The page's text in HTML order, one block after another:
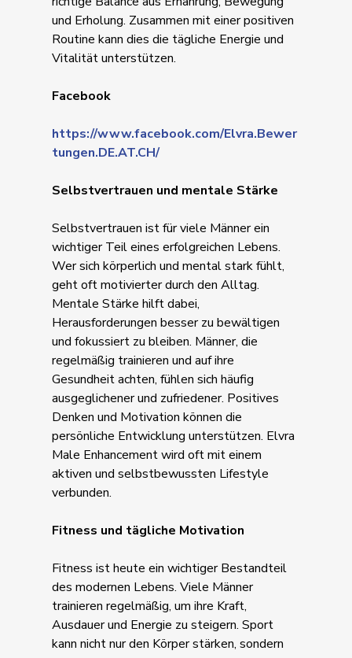
und Erholung. Zusammen mit einer positiven
Routine kann dies die tägliche Energie und
Vitalität unterstützen.
Facebook
https://www.facebook.com/Elvra.Bewer
tungen.DE.AT.CH/
Selbstvertrauen und mentale Stärke
Selbstvertrauen ist für viele Männer ein
wichtiger Teil eines erfolgreichen Lebens.
Wer sich körperlich und mental stark fühlt,
geht oft motivierter durch den Alltag.
Mentale Stärke hilft dabei,
Herausforderungen besser zu bewältigen
und fokussiert zu bleiben. Männer, die
regelmäßig trainieren und auf ihre
Gesundheit achten, fühlen sich häufig
ausgeglichener und zufriedener. Positives
Denken und Motivation können die
persönliche Entwicklung unterstützen. Elvra
Male Enhancement wird oft mit einem
aktiven und selbstbewussten Lifestyle
verbunden.
Fitness und tägliche Motivation
Fitness ist heute ein wichtiger Bestandteil
des modernen Lebens. Viele Männer
trainieren regelmäßig, um ihre Kraft,
Ausdauer und Energie zu steigern. Sport
kann nicht nur den Körper stärken, sondern